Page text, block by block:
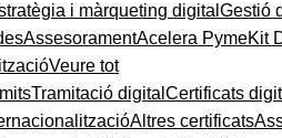
i màrqueting digital Gestió
AssesoramentAcelera PymeKit
Veure tot
Tramitació digital Certificats
Altres certificats